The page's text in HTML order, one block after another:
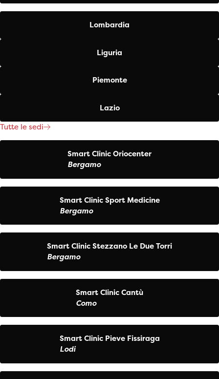
Lombardia
Liguria
Piemonte
Lazio
Tutte le sedi
Smart Clinic Oriocenter
Bergamo
Smart Clinic Sport Medicine
Bergamo
Smart Clinic Stezzano Le Due Torri
Bergamo
Smart Clinic Cantù
Como
Smart Clinic Pieve Fissiraga
Lodi